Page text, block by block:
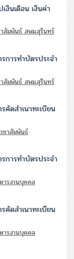
งินเดือน เงินค่า
สัมพันธ์ สพม.สุรินทร์
การทำบัตรประจำ
สัมพันธ์ สพม.สุรินทร์
คัดสำเนาทะเบียน
ชาสัมพันธ์
การทำบัตรประจำ
ารงานบุคคล
คัดสำเนาทะเบียน
ารงานบุคคล